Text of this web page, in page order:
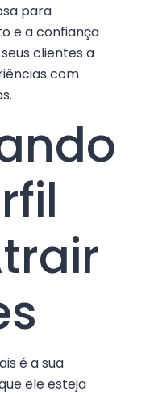
para
e a confiança
clientes a
com
é a sua
ele esteja